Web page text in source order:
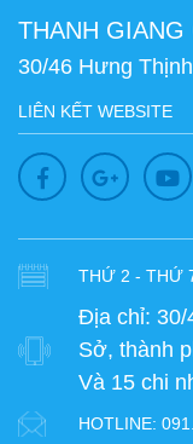
THANH
30/46 Hưng
LIÊN KẾT WEBSITE
THỨ 2 - THỨ
Địa chỉ: 30/
Sở, thành
Và 15 chi
HOTLINE: